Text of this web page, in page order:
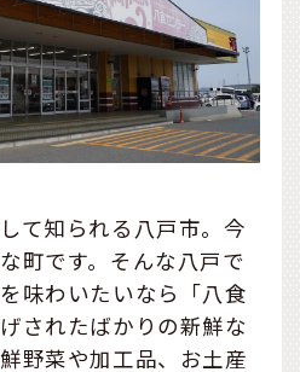
て知られる八戸市。今
町です。そんな八戸で
味わいたいなら「八食
されたばかりの新鮮な
野菜や加工品、お土産